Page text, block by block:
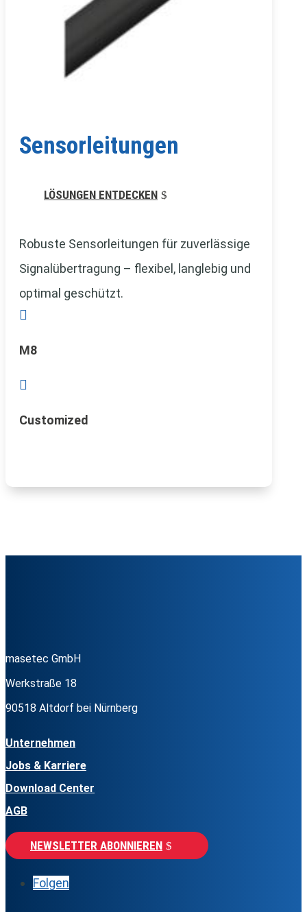
Sensorleitungen
LÖSUNGEN ENTDECKEN
Robuste Sensorleitungen für zuverlässige
Signalübertragung – flexibel, langlebig und
optimal geschützt.

M8

Customized
masetec GmbH
Werkstraße 18
90518 Altdorf bei Nürnberg
Unternehmen
Jobs & Karriere
Download Center
AGB
NEWSLETTER ABONNIEREN
Folgen